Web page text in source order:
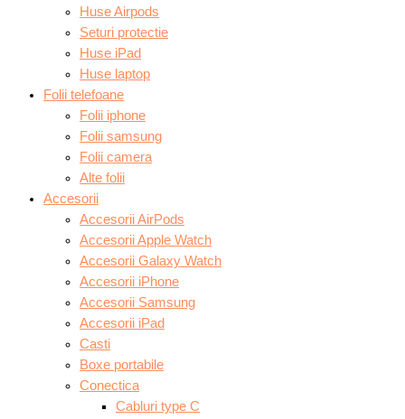
Huse Airpods
Seturi protectie
Huse iPad
Huse laptop
Folii telefoane
Folii iphone
Folii samsung
Folii camera
Alte folii
Accesorii
Accesorii AirPods
Accesorii Apple Watch
Accesorii Galaxy Watch
Accesorii iPhone
Accesorii Samsung
Accesorii iPad
Casti
Boxe portabile
Conectica
Cabluri type C